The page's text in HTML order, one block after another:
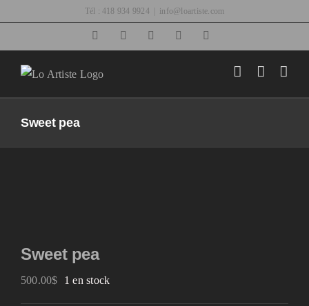
Tél : 418 934 9924 info@loartiste.com
FacebookInstagramEmail Pinterest
Sweet pea
Sweet pea
500.00$ 1 en stock